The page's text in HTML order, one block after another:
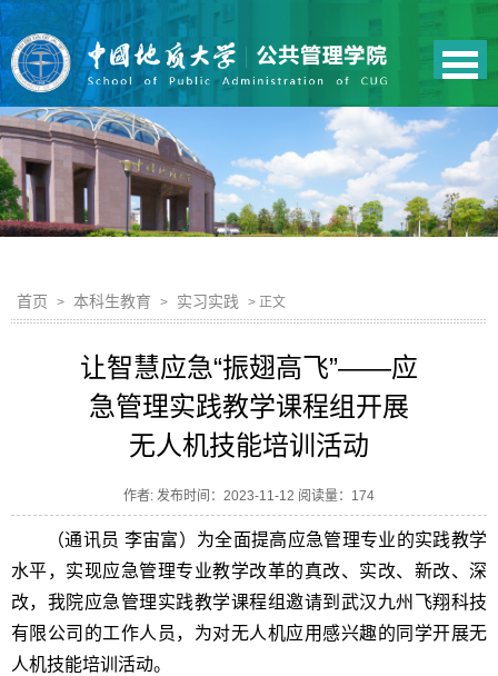
首页 > 本科生教育 > 实习实践 > 正文
让智慧应急“振翅高飞”——应
急管理实践教学课程组开展
无人机技能培训活动
作者: 发布时间：2023-11-12 阅读量： 174
（通讯员 李宙富）为全面提高应急管理专业的实践教学
水平，实现应急管理专业教学改革的真改、实改、新改、深
改，我院应急管理实践教学课程组邀请到武汉九州飞翔科技
有限公司的工作人员，为对无人机应用感兴趣的同学开展无
人机技能培训活动。